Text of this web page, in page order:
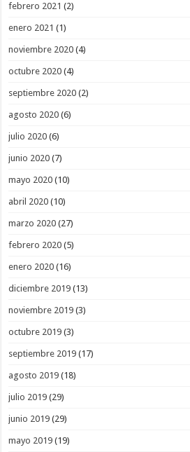
febrero 2021 (2)
enero 2021 (1)
noviembre 2020 (4)
octubre 2020 (4)
septiembre 2020 (2)
agosto 2020 (6)
julio 2020 (6)
junio 2020 (7)
mayo 2020 (10)
abril 2020 (10)
marzo 2020 (27)
febrero 2020 (5)
enero 2020 (16)
diciembre 2019 (13)
noviembre 2019 (3)
octubre 2019 (3)
septiembre 2019 (17)
agosto 2019 (18)
julio 2019 (29)
junio 2019 (29)
mayo 2019 (19)